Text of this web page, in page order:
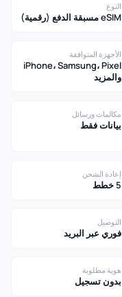
النوع
eSIM مسبقة الدفع (رقمية)
الأجهزة المتوافقة
iPhone، Samsung، Pixel
والمزيد
مكالمات ورسائل
بيانات فقط
إعادة الشحن
5 خطط
التوصيل
فوري عبر البريد
هوية مطلوبة
بدون تسجيل